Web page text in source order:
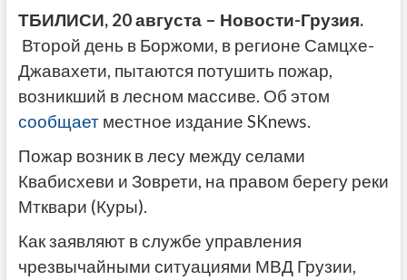
ТБИЛИСИ, 20 августа – Новости-Грузия.
Второй день в Боржоми, в регионе Самцхе-
Джавахети, пытаются потушить пожар,
возникший в лесном массиве. Об этом
сообщаетместное издание SKnews.
Пожар возник в лесу между селами
Квабисхеви и Зоврети, на правом берегу реки
Мтквари (Куры).
Как заявляют в службе управления
чрезвычайными ситуациями МВД Грузии,